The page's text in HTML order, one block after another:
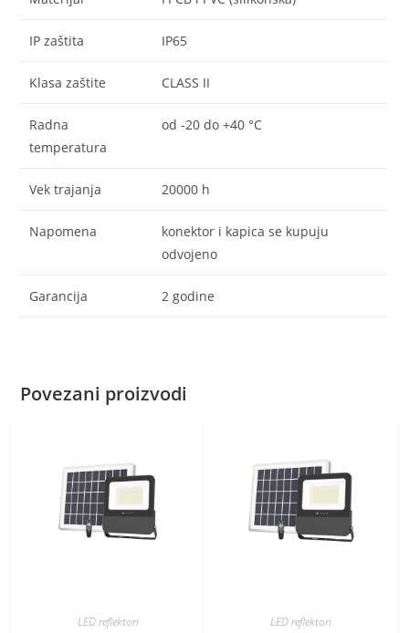
IP zaštita IP65
Klasa zaštite CLASS II
Radna
temperatura
od -20 do +40 °C
Vek trajanja 20000 h
Napomena
konektor i kapica se kupuju
odvojeno
Garancija 2 godine
Povezani proizvodi
LED reflektori LED reflektori